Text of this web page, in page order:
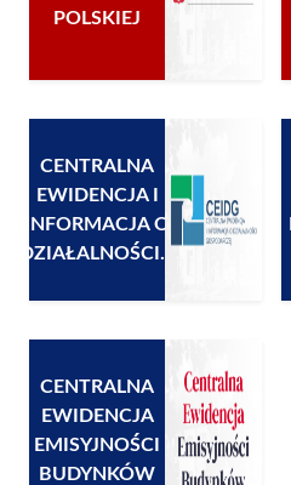
POLSKIEJ
CENTRALNA
EWIDENCJA I
INFORMACJA O
DZIAŁALNOŚCI...
CENTRALNA
EWIDENCJA
EMISYJNOŚCI
BUDYNKÓW